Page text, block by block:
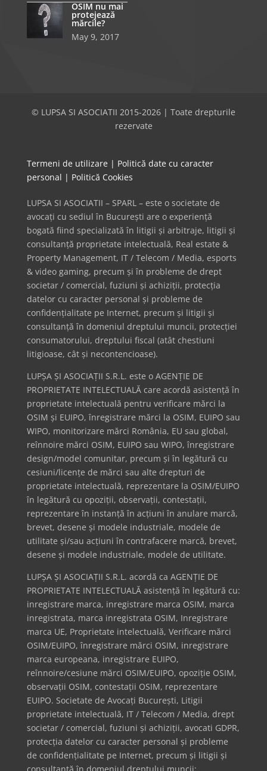
OSIM nu mai
protejează
mărcile?
May 9, 2017
© LUPSA SI ASOCIATII 2015-2026 | Toate drepturile
rezervate
Termeni de utilizare | Politică date cu caracter
personal | Politică Cookies
LUPSA SI ASOCIATII – SPARL – este o societate de
avocați cu sediul în București are o experiență
bogată fiind specializată în litigii și arbitraje, litigii și
consultanță proprietate intelectuală, Real estate &
Property Management, IT / Telecom / Media, esports
& video gaming, precum și în probleme de drept
societar / comercial, fuziuni și achiziții, protecția
datelor cu caracter personal și probleme de
confidențialitate pe Internet, precum și litigii și
consultanță în domeniul dreptului muncii, protecției
consumatorului, dreptului fiscal (atât chestiuni
litigioase, cât și necontencioase).
LUPȘA ȘI ASOCIAȚII S.R.L. este o AGENȚIE DE
PROPRIETATE INTELECTUALĂ care acordă asistență în
proprietate intelectuală pentru verificare mărci la
OSIM și EUIPO, înregistrare mărci la OSIM, EUIPO sau
WIPO, monitorizare mărci România, EU sau global,
reînnoire mărci OSIM, EUIPO sau WIPO, înregistrare
design/model comunitar, precum și în legătură cu
cesiuni/licențe de mărci sau alte drepturi de
proprietate intelectuală, reprezentare la OSIM/EUIPO
în legătură cu opoziții, observații, contestații,
reprezentare în instanță în acțiuni în anulare marcă,
brevet, desene și modele industriale, modele de
utilitate și/sau acțiuni în contrafacere marcă, brevet,
desene și modele industriale, modele de utilitate.
LUPȘA ȘI ASOCIAȚII S.R.L. acordă ca AGENȚIE DE
PROPRIETATE INTELECTUALĂ asistență în legătură cu:
inregistrare marca, inregistrare marca OSIM, marca
inregistrata, marca inregistrata OSIM, Inregistrare
marca UE, Proprietate intelectuală, Verificare mărci
OSIM/EUIPO, înregistrare mărci OSIM, inregistrare
marca europeana, inregistrare EUIPO,
reînnoire/cesiune mărci OSIM/EUIPO, opoziție OSIM,
observații OSIM, contestații OSIM, reprezentare
EUIPO. Societate de Avocați București, Litigii
proprietate intelectuală, IT / Telecom / Media, drept
societar / comercial, fuziuni și achiziții, avocati GDPR,
protecția datelor cu caracter personal și probleme
de confidențialitate pe Internet, precum și litigii și